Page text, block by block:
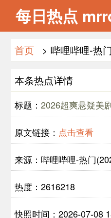
每日热点
首页 > 哔哩哔哩-热门
本条热点详情
标题： 2026超爽悬疑美
原文链接： 点击查看
来源：哔哩哔哩-热门
热度：2616218
快照时间：2026-07-08